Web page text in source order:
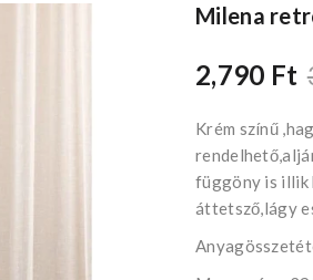
Milena
2,790 Ft
Krém színű
függöny is illik
áttetsző,lágy